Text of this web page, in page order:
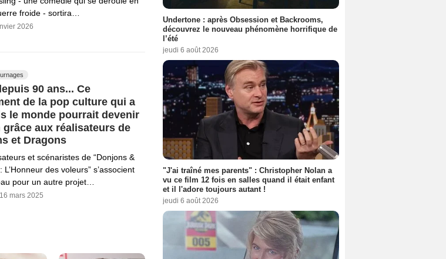
froide - sortira…
2026
90 ans... Ce
de la pop culture qui a
le monde pourrait devenir
grâce aux réalisateurs de
et Dragons
et scénaristes de “Donjons &
L’Honneur des voleurs” s’associent
pour un autre projet…
mars 2025
Undertone : après Obsession et Backrooms,
découvrez le nouveau phénomène horrifique de
l’été
jeudi 6 août 2026
"J'ai traîné mes parents" : Christopher Nolan a
vu ce film 12 fois en salles quand il était enfant
et il l'adore toujours autant !
jeudi 6 août 2026